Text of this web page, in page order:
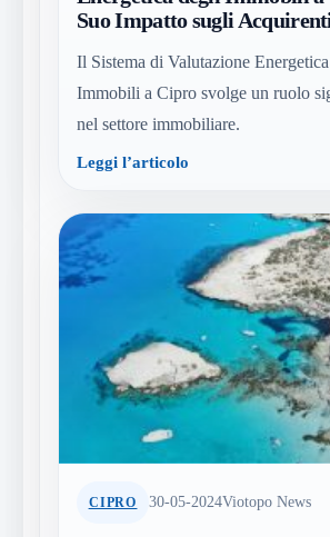
Suo Impatto sugli
Il Sistema di Valutazione
Immobili a Cipro svolge un ruolo
nel settore immobiliare.
Leggi l’articolo
CIPRO 30-05-2024Viotopo News